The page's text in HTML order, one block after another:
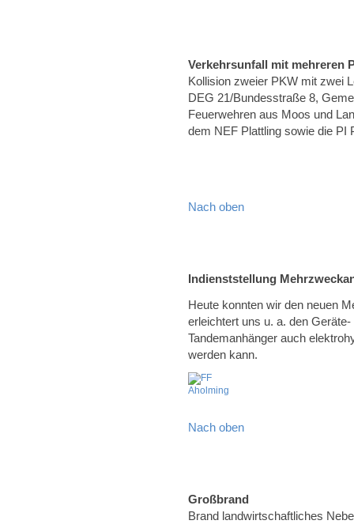
Verkehrsunfall mit mehreren
Kollision zweier PKW mit zwei
DEG 21/Bundesstraße 8,
Feuerwehren aus Moos und
dem NEF Plattling sowie die PI
Nach oben
Indienststellung
Heute konnten wir den neuen
erleichtert uns u. a. den
Tandemanhänger auch
werden kann.
Nach oben
Großbrand
Brand landwirtschaftliches